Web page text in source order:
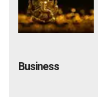
Business